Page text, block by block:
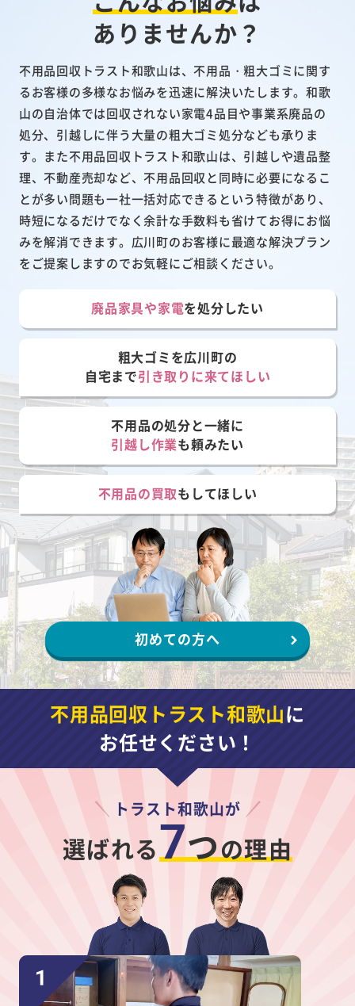
ありませんか？
不用品回収トラスト和歌山は、不用品・粗大ゴミに関す
るお客様の多様なお悩みを迅速に解決いたします。和歌
山の自治体では回収されない家電4品目や事業系廃品の
処分、引越しに伴う大量の粗大ゴミ処分なども承りま
す。また不用品回収トラスト和歌山は、引越しや遺品整
理、不動産売却など、不用品回収と同時に必要になるこ
とが多い問題も一社一括対応できるという特徴があり、
時短になるだけでなく余計な手数料も省けてお得にお悩
みを解消できます。広川町のお客様に最適な解決プラン
をご提案しますのでお気軽にご相談ください。
廃品家具や家電を処分したい
粗大ゴミを広川町の
自宅まで引き取りに来てほしい
不用品の処分と一緒に
引越し作業も頼みたい
不用品の買取もしてほしい
初めての方へ
不用品回収トラスト和歌山に
お任せください！
トラスト和歌山が
選ばれる7つの理由